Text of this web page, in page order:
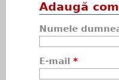
Adaugă
Numele
E-mail *